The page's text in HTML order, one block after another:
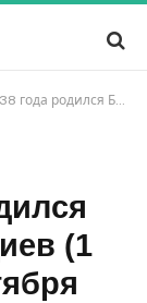
1938 — 13 сентября 2015 года) — человек, внесший большой вклад в культуру и историю Ингушетии
(1